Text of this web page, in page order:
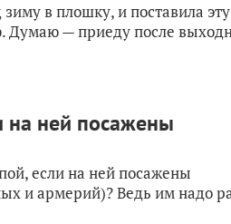
в плошку, и поставила эту
Думаю — приеду после
на ней посажены
если на ней посажены
и армерий)? Ведь им надо